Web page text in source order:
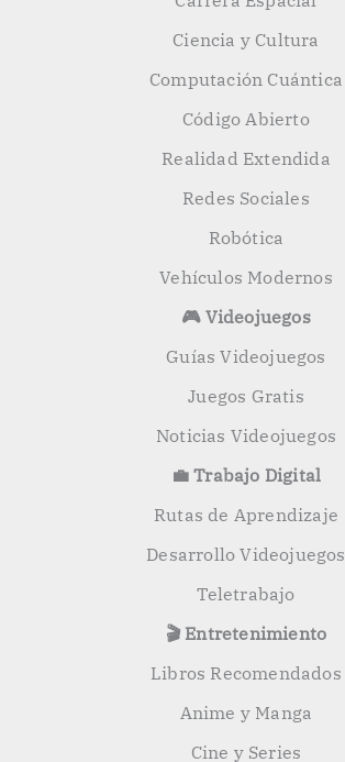
Ciencia y Cultura
Computación Cuántica
Código Abierto
Realidad Extendida
Redes Sociales
Robótica
Vehículos Modernos
🎮 Videojuegos
Guías Videojuegos
Juegos Gratis
Noticias Videojuegos
💼 Trabajo Digital
Rutas de Aprendizaje
Desarrollo Videojuegos
Teletrabajo
🎬 Entretenimiento
Libros Recomendados
Anime y Manga
Cine y Series